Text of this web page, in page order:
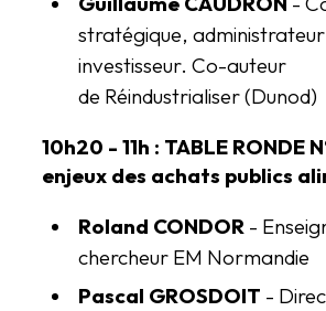
stratégique,
investisseur. Co-auteur
de Réindustrialiser(Dunod)
10h20 - 11h : TABLE RONDE
enjeux des achats publics
Roland CONDOR-
chercheur EM Normandie
Pascal GROSDOIT -